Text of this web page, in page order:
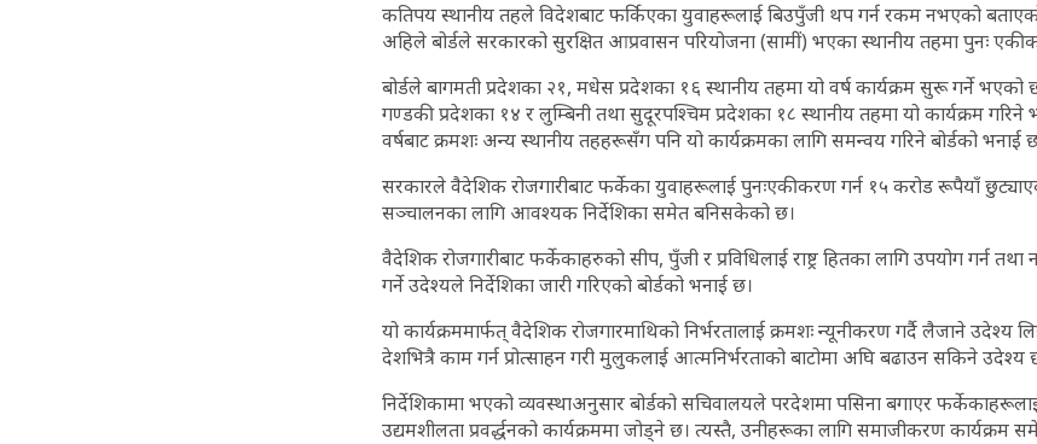
कतिपय स्थानीय तहले विदेशबाट फर्किएका युवाहरूलाई बिउपुँजी थप गर्न रकम नभएको
अहिले बोर्डले सरकारको सुरक्षित आप्रवासन परियोजना (सामीं) भएका स्थानीय तहमा पुनः
बोर्डले बागमती प्रदेशका २१, मधेस प्रदेशका १६ स्थानीय तहमा यो वर्ष कार्यक्रम सुरू गर्ने भएको
गण्डकी प्रदेशका १४ र लुम्बिनी तथा सुदूरपश्चिम प्रदेशका १८ स्थानीय तहमा यो कार्यक्रम
वर्षबाट क्रमशः अन्य स्थानीय तहहरूसँग पनि यो कार्यक्रमका लागि समन्वय गरिने बोर्डको भनाई
सरकारले वैदेशिक रोजगारीबाट फर्केका युवाहरूलाई पुनःएकीकरण गर्न १५ करोड रूपैयाँ
सञ्चालनका लागि आवश्यक निर्देशिका समेत बनिसकेको छ।
वैदेशिक रोजगारीबाट फर्केकाहरुको सीप, पुँजी र प्रविधिलाई राष्ट्र हितका लागि उपयोग गर्न
गर्ने उदेश्यले निर्देशिका जारी गरिएको बोर्डको भनाई छ।
यो कार्यक्रममार्फत् वैदेशिक रोजगारमाथिको निर्भरतालाई क्रमशः न्यूनीकरण गर्दै लैजाने उदेश्य
देशभित्रै काम गर्न प्रोत्साहन गरी मुलुकलाई आत्मनिर्भरताको बाटोमा अघि बढाउन सकिने उदेश्य
निर्देशिकामा भएको व्यवस्थाअनुसार बोर्डको सचिवालयले परदेशमा पसिना बगाएर
उद्यमशीलता प्रवर्द्धनको कार्यक्रममा जोड्ने छ। त्यस्तै, उनीहरूका लागि समाजीकरण कार्यक्रम